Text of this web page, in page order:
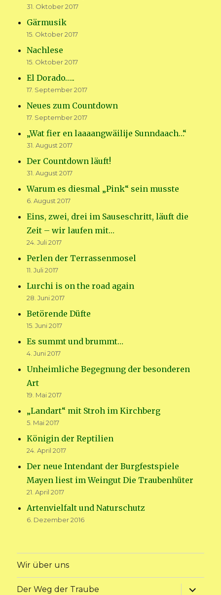
31. Oktober 2017
Gärmusik
15. Oktober 2017
Nachlese
15. Oktober 2017
El Dorado…..
17. September 2017
Neues zum Countdown
17. September 2017
„Wat fier en laaaangwäilije Sunndaach…“
31. August 2017
Der Countdown läuft!
31. August 2017
Warum es diesmal „Pink“ sein musste
6. August 2017
Eins, zwei, drei im Sauseschritt, läuft die
Zeit – wir laufen mit…
24. Juli 2017
Perlen der Terrassenmosel
11. Juli 2017
Lurchi is on the road again
28. Juni 2017
Betörende Düfte
15. Juni 2017
Es summt und brummt…
4. Juni 2017
Unheimliche Begegnung der besonderen
Art
19. Mai 2017
„Landart“ mit Stroh im Kirchberg
5. Mai 2017
Königin der Reptilien
24. April 2017
Der neue Intendant der Burgfestspiele
Mayen liest im Weingut Die Traubenhüter
21. April 2017
Artenvielfalt und Naturschutz
6. Dezember 2016
Wir über uns
Der Weg der Traube